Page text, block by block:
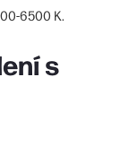
6500 K.
s